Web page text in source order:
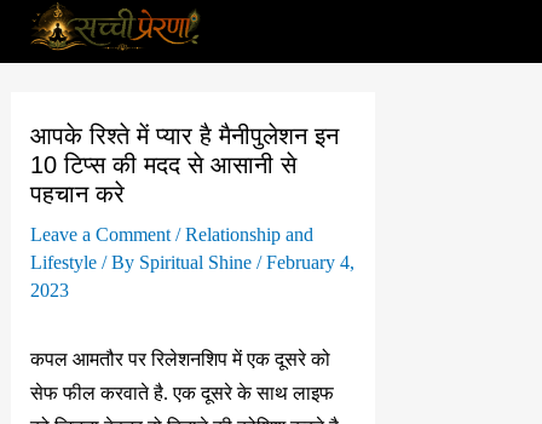
Skip
आपके रिश्ते में प्यार है मैनीपुलेशन इन
10 टिप्स की मदद से आसानी से
पहचान करे
Leave a Comment /Relationship and
Lifestyle/ By Spiritual Shine /February 4,
2023
कपल आमतौर पर रिलेशनशिप में एक दूसरे को
सेफ फील करवाते है. एक दूसरे के साथ लाइफ